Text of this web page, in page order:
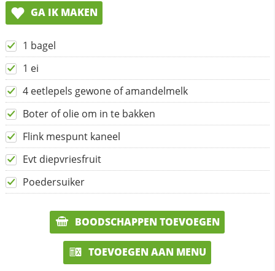
GA IK MAKEN
1 bagel
1 ei
4 eetlepels gewone of amandelmelk
Boter of olie om in te bakken
Flink mespunt kaneel
Evt diepvriesfruit
Poedersuiker
BOODSCHAPPEN TOEVOEGEN
TOEVOEGEN AAN MENU